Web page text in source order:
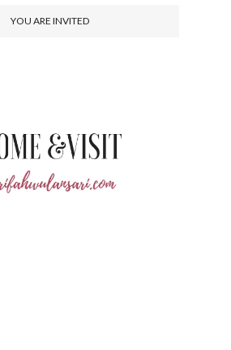
YOU ARE INVITED